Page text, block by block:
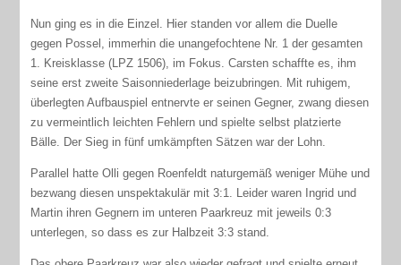
Nun ging es in die Einzel. Hier standen vor allem die Duelle
gegen Possel, immerhin die unangefochtene Nr. 1 der gesamten
1. Kreisklasse (LPZ 1506), im Fokus. Carsten schaffte es, ihm
seine erst zweite Saisonniederlage beizubringen. Mit ruhigem,
überlegten Aufbauspiel entnervte er seinen Gegner, zwang diesen
zu vermeintlich leichten Fehlern und spielte selbst platzierte
Bälle. Der Sieg in fünf umkämpften Sätzen war der Lohn.
Parallel hatte Olli gegen Roenfeldt naturgemäß weniger Mühe und
bezwang diesen unspektakulär mit 3:1. Leider waren Ingrid und
Martin ihren Gegnern im unteren Paarkreuz mit jeweils 0:3
unterlegen, so dass es zur Halbzeit 3:3 stand.